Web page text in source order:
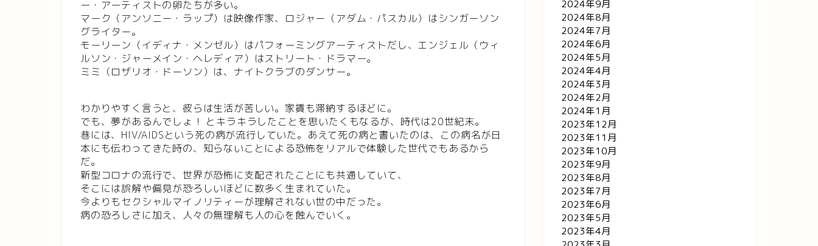
ー・アーティストの卵たちが多い。
マーク（アンソニー・ラップ）は映像作家、ロジャー（アダム・パスカル）はシンガーソン
グライター。
モーリーン（イディナ・メンゼル）はパフォーミングアーティストだし、エンジェル（ウィ
ルソン・ジャーメイン・ヘレディア）はストリート・ドラマー。
ミミ（ロザリオ・ドーソン）は、ナイトクラブのダンサー。
わかりやすく言うと、彼らは生活が苦しい。家賃も滞納するほどに。
でも、夢があるんでしょ！ とキラキラしたことを思いたくもなるが、時代は20世紀末。
巷には、HIV/AIDSという死の病が流行していた。あえて死の病と書いたのは、この病名が日
本にも伝わってきた時の、知らないことによる恐怖をリアルで体験した世代でもあるから
だ。
新型コロナの流行で、世界が恐怖に支配されたことにも共通していて、
そこには誤解や偏見が恐ろしいほどに数多く生まれていた。
今よりもセクシャルマイノリティーが理解されない世の中だった。
病の恐ろしさに加え、人々の無理解も人の心を蝕んでいく。
2024年9月
2024年8月
2024年7月
2024年6月
2024年5月
2024年4月
2024年3月
2024年2月
2024年1月
2023年12月
2023年11月
2023年10月
2023年9月
2023年8月
2023年7月
2023年6月
2023年5月
2023年4月